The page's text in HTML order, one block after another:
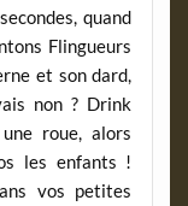
quand
Flingueurs
et son dard,
non ? Drink
roue, alors
les enfants !
vos petites